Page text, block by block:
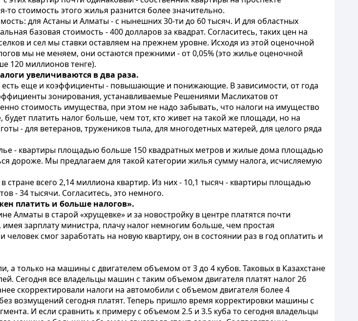
стоимость этого жилья разнится более значительно.
для Астаны и Алматы - с нынешних 30-ти до 60 тысяч. И для областных
базовая стоимость - 400 долларов за квадрат. Согласитесь, таких цен на
и сел мы ставки оставляем на прежнем уровне. Исходя из этой оценочной
мы не меняем, они остаются прежними - от 0,05% (это жилье оценочной
120 миллионов тенге).
увеличиваются в два раза.
еще и коэффициенты - повышающие и понижающие. В зависимости, от года
зонирования, устанавливаемые Решениями Маслихатов от
стоимость имущества, при этом не надо забывать, что налоги на имущество
платить налог больше, чем тот, кто живет на такой же площади, но на
- для ветеранов, тружеников тыла, для многодетных матерей, для целого ряда
- квартиры площадью больше 150 квадратных метров и жилые дома площадью
дороже. Мы предлагаем для такой категории жилья сумму налога, исчисляемую
стране всего 2,14 миллиона квартир. Из них - 10,1 тысяч - квартиры площадью
- 34 тысячи. Согласитесь, это немного.
платить и больше налогов».
Алматы в старой «хрущевке» и за новостройку в центре платятся почти
зарплату министра, плачу налог немногим больше, чем простая
смог заработать на новую квартиру, он в состоянии раз в год оплатить и
а только на машины с двигателем объемом от 3 до 4 кубов. Таковых в Казахстане
Сегодня все владельцы машин с таким объемом двигателя платят налог 26
скорректировали налоги на автомобили с объемом двигателя более 4
возмущений сегодня платят. Теперь пришло время корректировки машины с
И если сравнить к примеру с объемом 2.5 и 3.5 куба то сегодня владельцы